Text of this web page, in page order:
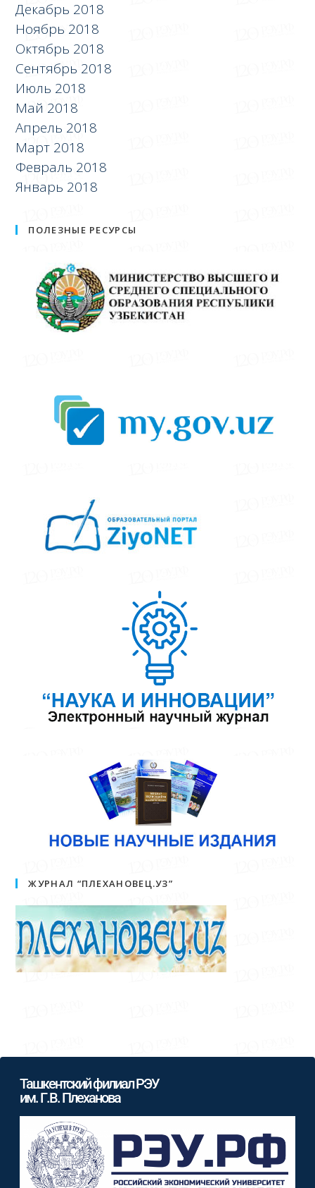
Декабрь 2018
Ноябрь 2018
Октябрь 2018
Сентябрь 2018
Июль 2018
Май 2018
Апрель 2018
Март 2018
Февраль 2018
Январь 2018
ПОЛЕЗНЫЕ РЕСУРСЫ
ЖУРНАЛ “ПЛЕХАНОВЕЦ.УЗ”
Ташкентский филиал РЭУ
им. Г.В. Плеханова